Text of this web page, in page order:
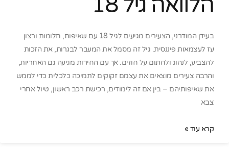
הלוואה גיל 18
בעידן המודרני, הצעירים מגיעים לגיל 18 עם שאיפות, חלומות ורצון
עז לעצמאות פיננסית. גיל זה מסמל את המעבר לבגרות, את הזכות
להצביע, לנהוג ולחתום על חוזים. אך עם החירות מגיעה גם האחריות,
והרבה צעירים מוצאים את עצמם זקוקים לתמיכה כלכלית כדי לממש
את שאיפותיהם – בין אם זה לימודים, רכישת רכב ראשון, טיול אחרי
צבא
קרא עוד »